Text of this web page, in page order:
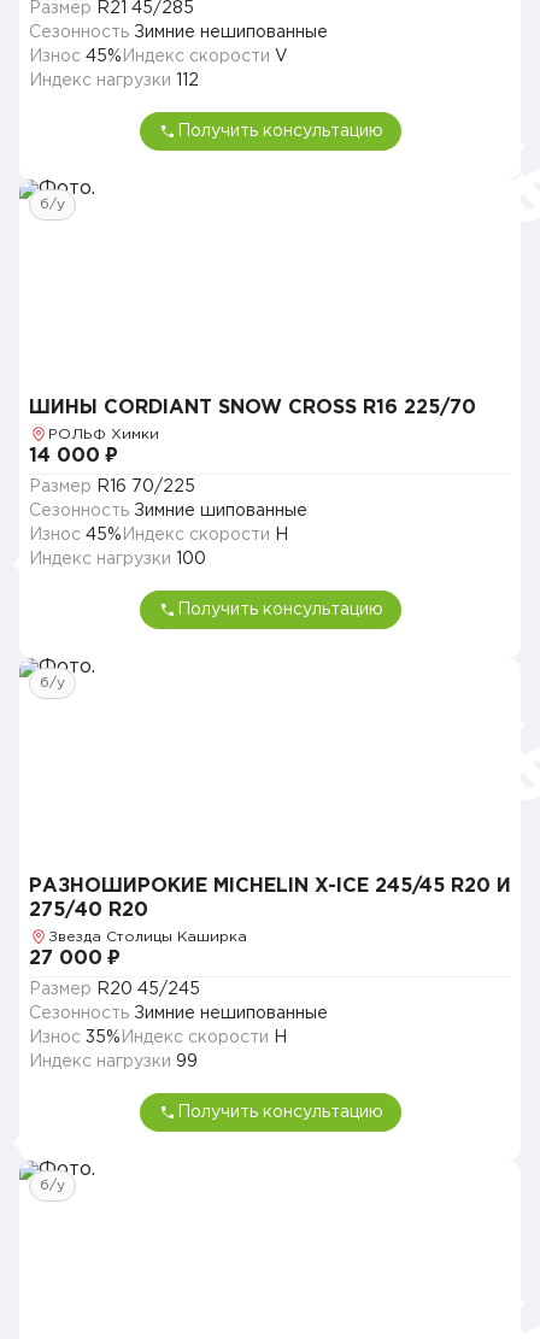
Размер
R21 45/285
Сезонность Зимние нешипованные
Износ 45% Индекс скорости V
Индекс нагрузки
112
Получить консультацию
б/у
ШИНЫ CORDIANT SNOW CROSS R16 225/70
РОЛЬФ Химки
14 000 ₽
Размер
R16 70/225
Сезонность Зимние шипованные
Износ 45% Индекс скорости
H
Индекс нагрузки
100
Получить консультацию
б/у
РАЗНОШИРОКИЕ MICHELIN X-ICE 245/45 R20 И
275/40 R20
Звезда Столицы Каширка
27 000 ₽
Размер
R20 45/245
Сезонность Зимние нешипованные
Износ 35% Индекс скорости
H
Индекс нагрузки 99
Получить консультацию
б/у